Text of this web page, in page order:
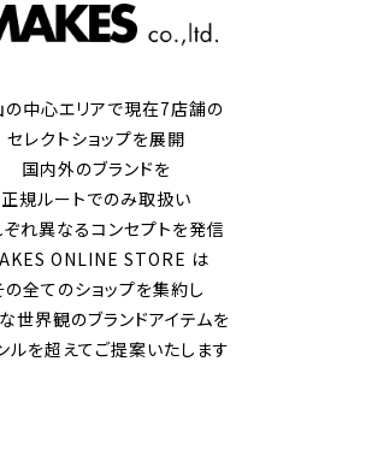
の中心エリアで現在7店舗の
セレクトショップを展開
国内外のブランドを
正規ルートでのみ取扱い
れ異なるコンセプトを発信
ONLINE STORE は
の全てのショップを集約し
世界観のブランドアイテムを
ルを超えてご提案いたします